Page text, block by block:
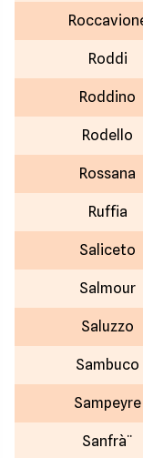
Roddi
Roddino
Rodello
Rossana
Ruffia
Saliceto
Salmour
Saluzzo
Sambuco
Sampeyre
Sanfrà¨